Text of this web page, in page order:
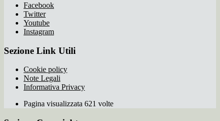
Facebook
Twitter
Youtube
Instagram
Sezione Link Utili
Cookie policy
Note Legali
Informativa Privacy
Pagina visualizzata 621 volte